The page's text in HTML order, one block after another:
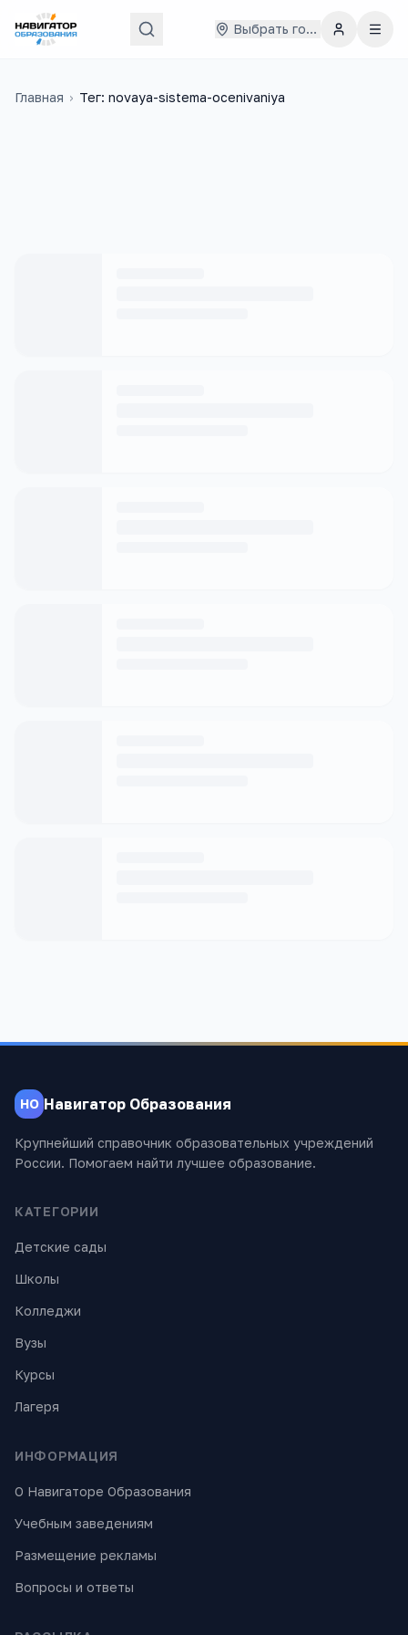
Выбрать город
Главная › Тег: novaya-sistema-ocenivaniya
НО Навигатор Образования
Крупнейший справочник образовательных учреждений
России. Помогаем найти лучшее образование.
КАТЕГОРИИ
Детские сады
Школы
Колледжи
Вузы
Курсы
Лагеря
ИНФОРМАЦИЯ
О Навигаторе Образования
Учебным заведениям
Размещение рекламы
Вопросы и ответы